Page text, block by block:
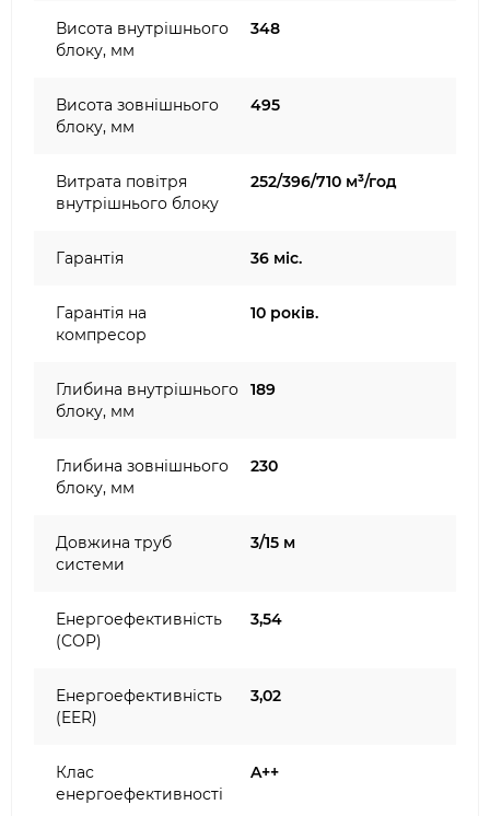
Висота внутрішнього
блоку, мм
348
Висота зовнішнього
блоку, мм
495
Витрата повітря
внутрішнього блоку
252/396/710 м³/год
Гарантія 36 міс.
Гарантія на
компресор
10 років.
Глибина внутрішнього
блоку, мм
189
Глибина зовнішнього
блоку, мм
230
Довжина труб
системи
3/15 м
Енергоефективність
(COP)
3,54
Енергоефективність
(EER)
3,02
Клас
енергоефективності
A++